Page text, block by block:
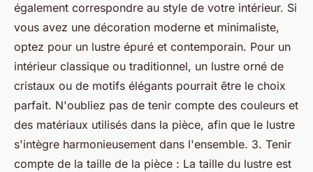
également correspondre au style de votre intérieur. Si
vous avez une décoration moderne et minimaliste,
optez pour un lustre épuré et contemporain. Pour un
intérieur classique ou traditionnel, un lustre orné de
cristaux ou de motifs élégants pourrait être le choix
parfait. N'oubliez pas de tenir compte des couleurs et
des matériaux utilisés dans la pièce, afin que le lustre
s'intègre harmonieusement dans l'ensemble. 3. Tenir
compte de la taille de la pièce : La taille du lustre est